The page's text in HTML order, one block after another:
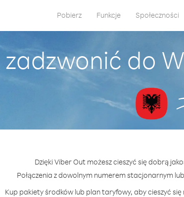
Pobierz Funkcje Społeczności
zadzwonić do
Dzięki Viber Out możesz cieszyć się dobrą
Połączenia z dowolnym numerem stacjonarnym
Kup pakiety środków lub plan taryfowy, aby cieszyć